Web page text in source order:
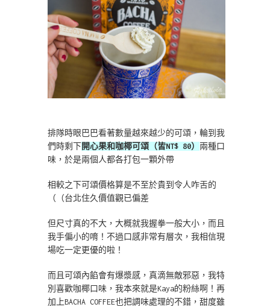
排隊時眼巴巴看著數量越來越少的可頌，輪到我
們時剩下 開心果和咖椰可頌（皆NT$ 80） 兩種口
味，於是兩個人都各打包一顆外帶
相較之下可頌價格算是不至於貴到令人咋舌的
（（台北住久價值觀已偏差
但尺寸真的不大，大概就我握拳一般大小，而且
我手偏小的唷！不過口感非常有層次，我相信現
場吃一定更優的啦！
而且可頌內餡會有爆漿感，真滴無敵邪惡，我特
別喜歡咖椰口味，我本來就是Kaya的粉絲啊！再
加上BACHA COFFEE也把調味處理的不錯，甜度雖